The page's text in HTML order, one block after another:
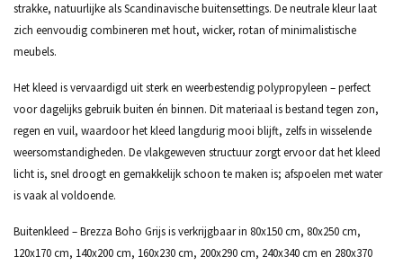
strakke, natuurlijke als Scandinavische buitensettings. De neutrale kleur laat
zich eenvoudig combineren met hout, wicker, rotan of minimalistische
meubels.
Het kleed is vervaardigd uit sterk en weerbestendig polypropyleen – perfect
voor dagelijks gebruik buiten én binnen. Dit materiaal is bestand tegen zon,
regen en vuil, waardoor het kleed langdurig mooi blijft, zelfs in wisselende
weersomstandigheden. De vlakgeweven structuur zorgt ervoor dat het kleed
licht is, snel droogt en gemakkelijk schoon te maken is; afspoelen met water
is vaak al voldoende.
Buitenkleed – Brezza Boho Grijs is verkrijgbaar in 80x150 cm, 80x250 cm,
120x170 cm, 140x200 cm, 160x230 cm, 200x290 cm, 240x340 cm en 280x370